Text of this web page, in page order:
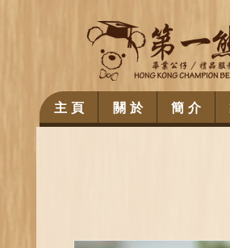
主 頁 關 於 簡 介